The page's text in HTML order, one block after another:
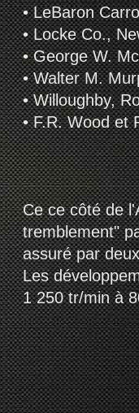
• LeBaron
• Locke Co.,
• George W.
• Walter M.
• Willoughby,
• F.R. Wood et
Ce ce côté de
tremblement"
assuré par
Les
1 250 tr/min à